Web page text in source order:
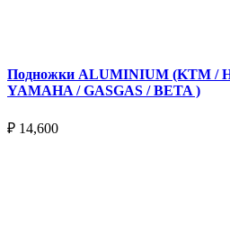
Подножки ALUMINIUM (KTM /
YAMAHA / GASGAS / BETA )
₽ 14,600